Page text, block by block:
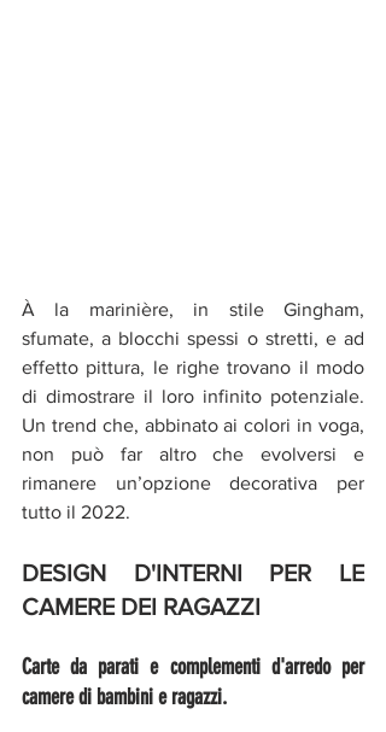
À la marinière, in stile Gingham,
sfumate, a blocchi spessi o stretti, e ad
effetto pittura, le righe trovano il modo
di dimostrare il loro infinito potenziale.
Un trend che, abbinato ai colori in voga,
non può far altro che evolversi e
rimanere un’opzione decorativa per
tutto il 2022.
DESIGN D'INTERNI PER LE
CAMERE DEI RAGAZZI
Carte da parati e complementi d'arredo per
camere di bambini e ragazzi.